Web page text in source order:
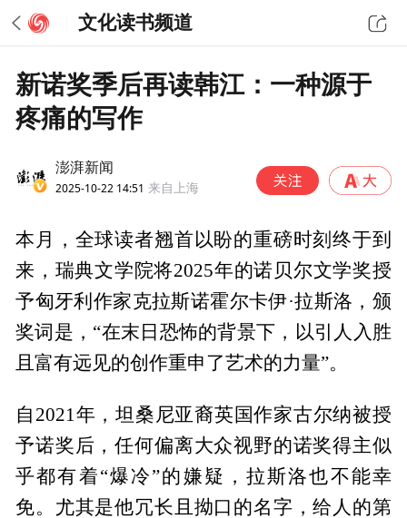
文化读书频道
新诺奖季后再读韩江：一种源于
疼痛的写作
澎湃新闻
2025-10-22 14:51 来自上海
本月，全球读者翘首以盼的重磅时刻终于到
来，瑞典文学院将2025年的诺贝尔文学奖授
予匈牙利作家克拉斯诺霍尔卡伊·拉斯洛，颁
奖词是，“在末日恐怖的背景下，以引人入胜
且富有远见的创作重申了艺术的力量”。
自2021年，坦桑尼亚裔英国作家古尔纳被授
予诺奖后，任何偏离大众视野的诺奖得主似
乎都有着“爆冷”的嫌疑，拉斯洛也不能幸
免。尤其是他冗长且拗口的名字，给人的第